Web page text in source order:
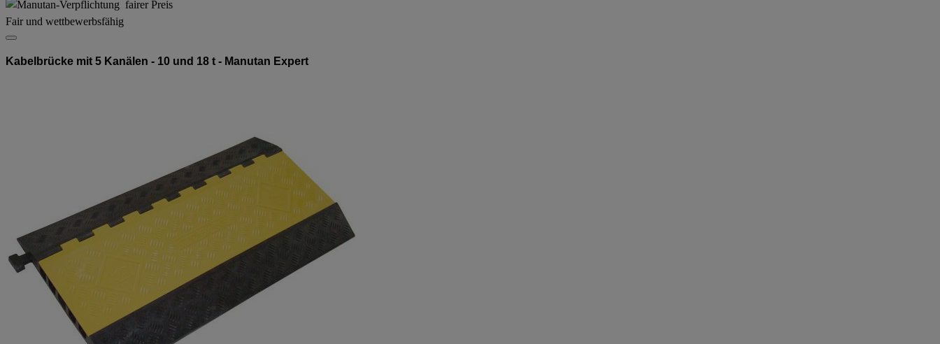
Fair und wettbewerbsfähig
Kabelbrücke mit 5 Kanälen - 10 und 18 t - Manutan Expert